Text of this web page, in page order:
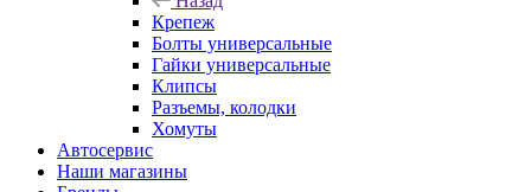
Крепеж
Болты универсальные
Гайки универсальные
Клипсы
Разъемы, колодки
Хомуты
Автосервис
Наши магазины